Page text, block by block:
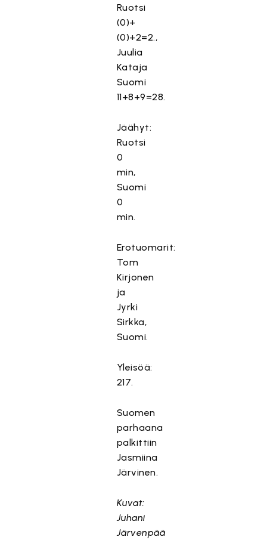
Ruotsi
(0)+
(0)+2=2.,
Juulia
Kataja
Suomi
11+8+9=28.
Jäähyt:
Ruotsi
0
min,
Suomi
0
min.
Erotuomarit:
Tom
Kirjonen
ja
Jyrki
Sirkka,
Suomi.
Yleisöä:
217.
Suomen
parhaana
palkittiin
Jasmiina
Järvinen.
Kuvat:
Juhani
Järvenpää
T
ä
ä
ä
l
t
ö
n
e
t
t
y
,
o
s
k